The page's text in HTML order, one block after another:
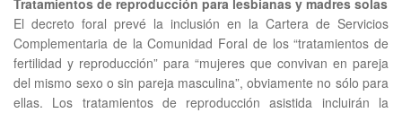
El decreto foral prevé la inclusión en la Cartera de Servicios
Complementaria de la Comunidad Foral de los “tratamientos de
fertilidad y reproducción” para “mujeres que convivan en pareja
del mismo sexo o sin pareja masculina”, obviamente no sólo para
ellas. Los tratamientos de reproducción asistida incluirán la